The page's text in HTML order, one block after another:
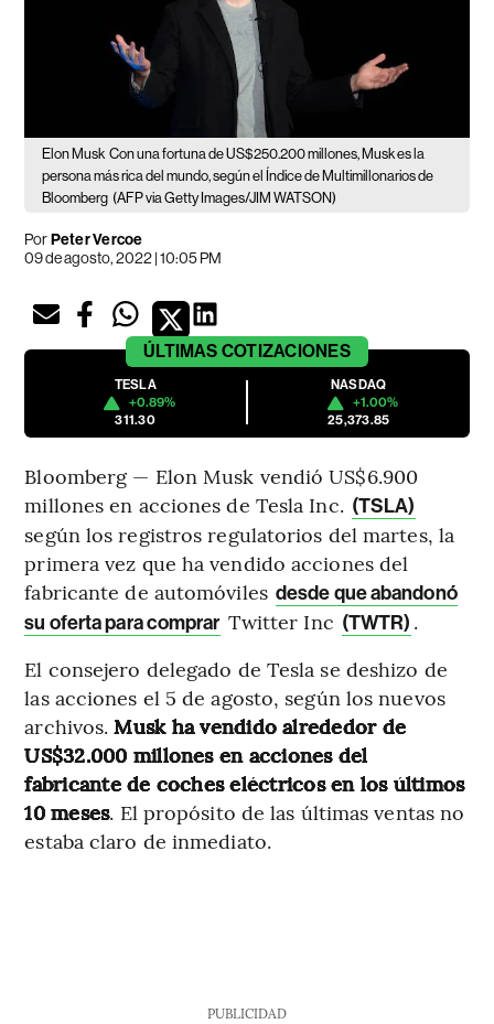
Elon Musk Con una fortuna de US$250.200 millones, Musk es la
persona más rica del mundo, según el Índice de Multimillonarios de
Bloomberg (AFP via Getty Images/JIM WATSON)
PorPeter Vercoe
09 de agosto, 2022 | 10:05 PM
ÚLTIMAS COTIZACIONES
TESLA
+0.89%
311.30
NASDAQ
+1.00%
25,373.85
Bloomberg — Elon Musk vendió US$6.900
millones en acciones de Tesla Inc. (TSLA)
según los registros regulatorios del martes, la
primera vez que ha vendido acciones del
fabricante de automóviles desde que abandonó
su oferta para comprar Twitter Inc (TWTR) .
El consejero delegado de Tesla se deshizo de
las acciones el 5 de agosto, según los nuevos
archivos.Musk ha vendido alrededor de
US$32.000 millones en acciones del
fabricante de coches eléctricos en los últimos
10 meses. El propósito de las últimas ventas no
estaba claro de inmediato.
PUBLICIDAD